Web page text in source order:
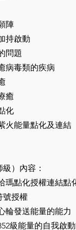
陣
持啟動
問題
病毒類的疾病
癒
化
火能量點化及連結
）內容：
瑪點化授權連結點
號授權
輪發送能量的能力
級能量的自我啟